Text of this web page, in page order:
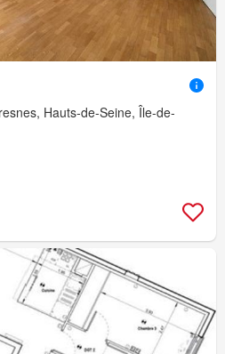
Hauts-de-Seine, Île-de-